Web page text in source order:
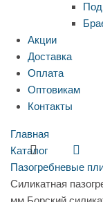
Акции
Доставка
Оплата
Оптовикам
Контакты
Главная
Каталог
Пазогребневые
Силикатная